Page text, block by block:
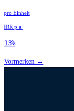
pro Einheit
IRR p.a.
13%
Vormerken →